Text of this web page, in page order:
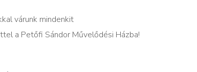
várunk mindenkit
a Petőfi Sándor Művelődési Házba!